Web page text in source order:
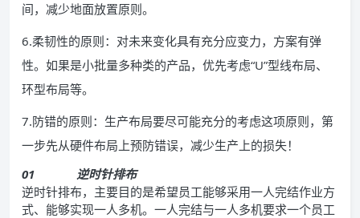
间，减少地面放置原则。
6.柔韧性的原则：对未来变化具有充分应变力，方案有弹
性。如果是小批量多种类的产品，优先考虑“U”型线布局、
环型布局等。
7.防错的原则：生产布局要尽可能充分的考虑这项原则，第
一步先从硬件布局上预防错误，减少生产上的损失！
01 逆时针排布
逆时针排布，主要目的是希望员工能够采用一人完结作业方
式、能够实现一人多机。一人完结与一人多机要求一个员工